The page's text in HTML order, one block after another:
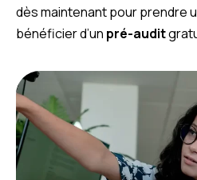
dès maintenant pour prendre
bénéficier d’un pré-audit